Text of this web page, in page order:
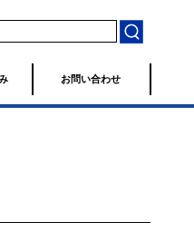
お問い合わせ